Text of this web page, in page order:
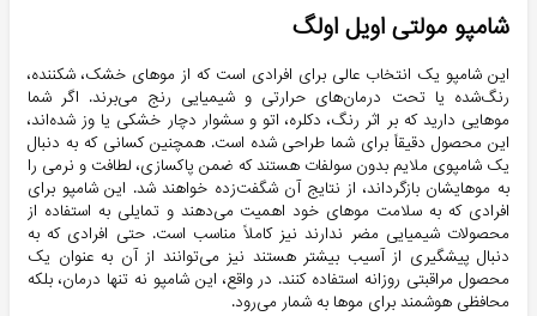
شامپو مولتی اویل اولگ
این شامپو یک انتخاب عالی برای افرادی است که از موهای خشک، شکننده،
رنگ‌شده یا تحت درمان‌های حرارتی و شیمیایی رنج می‌برند. اگر شما
موهایی دارید که بر اثر رنگ، دکلره، اتو و سشوار دچار خشکی یا وز شده‌اند،
این محصول دقیقاً برای شما طراحی شده است. همچنین کسانی که به دنبال
یک شامپوی ملایم بدون سولفات هستند که ضمن پاکسازی، لطافت و نرمی را
به موهایشان بازگرداند، از نتایج آن شگفت‌زده خواهند شد. این شامپو برای
افرادی که به سلامت موهای خود اهمیت می‌دهند و تمایلی به استفاده از
محصولات شیمیایی مضر ندارند نیز کاملاً مناسب است. حتی افرادی که به
دنبال پیشگیری از آسیب بیشتر هستند نیز می‌توانند از آن به عنوان یک
محصول مراقبتی روزانه استفاده کنند. در واقع، این شامپو نه تنها درمان، بلکه
محافظی هوشمند برای موها به شمار می‌رود.